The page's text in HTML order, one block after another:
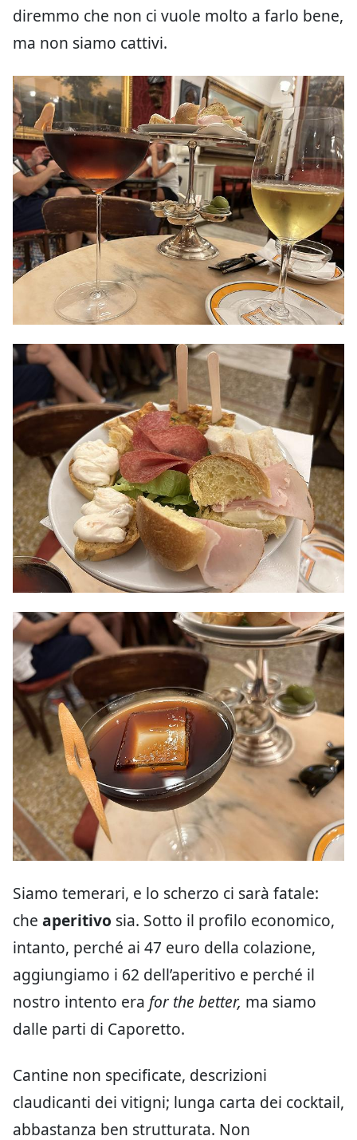
diremmo che non ci vuole molto a farlo bene,
ma non siamo cattivi.
Siamo temerari, e lo scherzo ci sarà fatale:
che aperitivo sia. Sotto il profilo economico,
intanto, perché ai 47 euro della colazione,
aggiungiamo i 62 dell’aperitivo e perché il
nostro intento era for the better, ma siamo
dalle parti di Caporetto.
Cantine non specificate, descrizioni
claudicanti dei vitigni; lunga carta dei cocktail,
abbastanza ben strutturata. Non